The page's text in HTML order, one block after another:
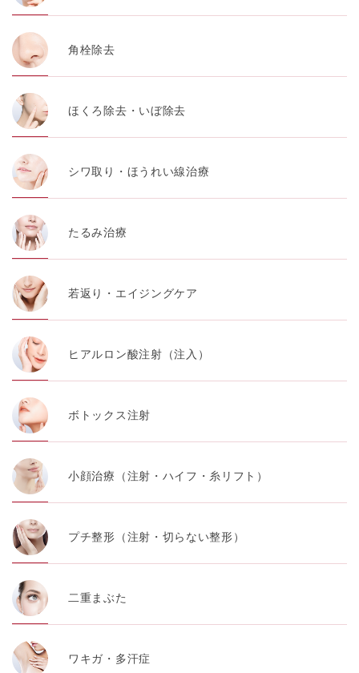
角栓除去
ほくろ除去・いぼ除去
シワ取り・ほうれい線治療
たるみ治療
若返り・エイジングケア
ヒアルロン酸注射（注入）
ボトックス注射
小顔治療（注射・ハイフ・糸リフト）
プチ整形（注射・切らない整形）
二重まぶた
ワキガ・多汗症